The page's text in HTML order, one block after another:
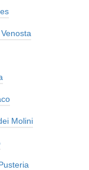
Molini